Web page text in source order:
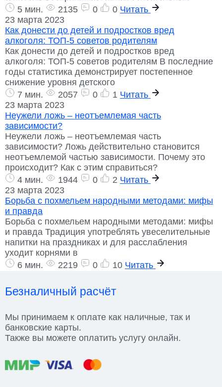
5 мин.
2135 0 0 Читать
23 марта 2023
Как донести до детей и подростков вред
алкоголя: ТОП-5 советов родителям
Как донести до детей и подростков вред
алкоголя: ТОП-5 советов родителям В последние
годы статистика демонстрирует постепенное
снижение уровня детского
7 мин.
2057 0 1 Читать
23 марта 2023
Неужели ложь – неотъемлемая часть
зависимости?
Неужели ложь – неотъемлемая часть
зависимости? Ложь действительно становится
неотъемлемой частью зависимости. Почему это
происходит? Как с этим справиться?
4 мин.
1944 0 2 Читать
23 марта 2023
Борьба с похмельем народными методами: мифы
и правда
Борьба с похмельем народными методами: мифы
и правда Традиция употреблять увеселительные
напитки на праздниках и для расслабления
уходит корнями в
6 мин.
2219 0 10 Читать
Безналичный расчёт
Мы принимаем к оплате как наличные, так и
банковские карты.
Также вы можете оплатить услугу онлайн.